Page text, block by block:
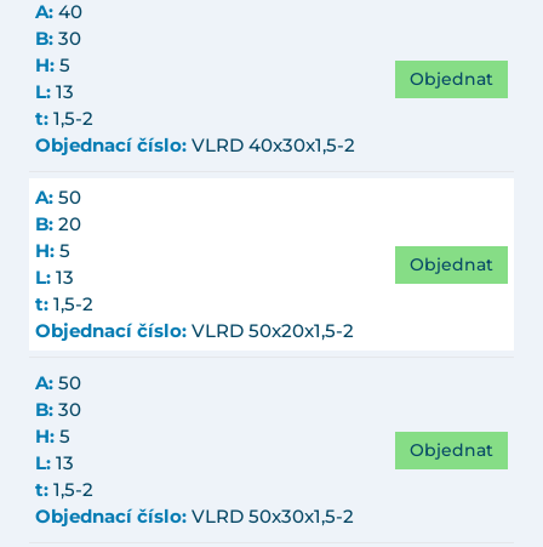
A: 40
B: 30
H: 5
L: 13
t: 1,5-2
Objednací číslo: VLRD 40x30x1,5-2
Objednat
A: 50
B: 20
H: 5
L: 13
t: 1,5-2
Objednací číslo: VLRD 50x20x1,5-2
Objednat
A: 50
B: 30
H: 5
L: 13
t: 1,5-2
Objednací číslo: VLRD 50x30x1,5-2
Objednat